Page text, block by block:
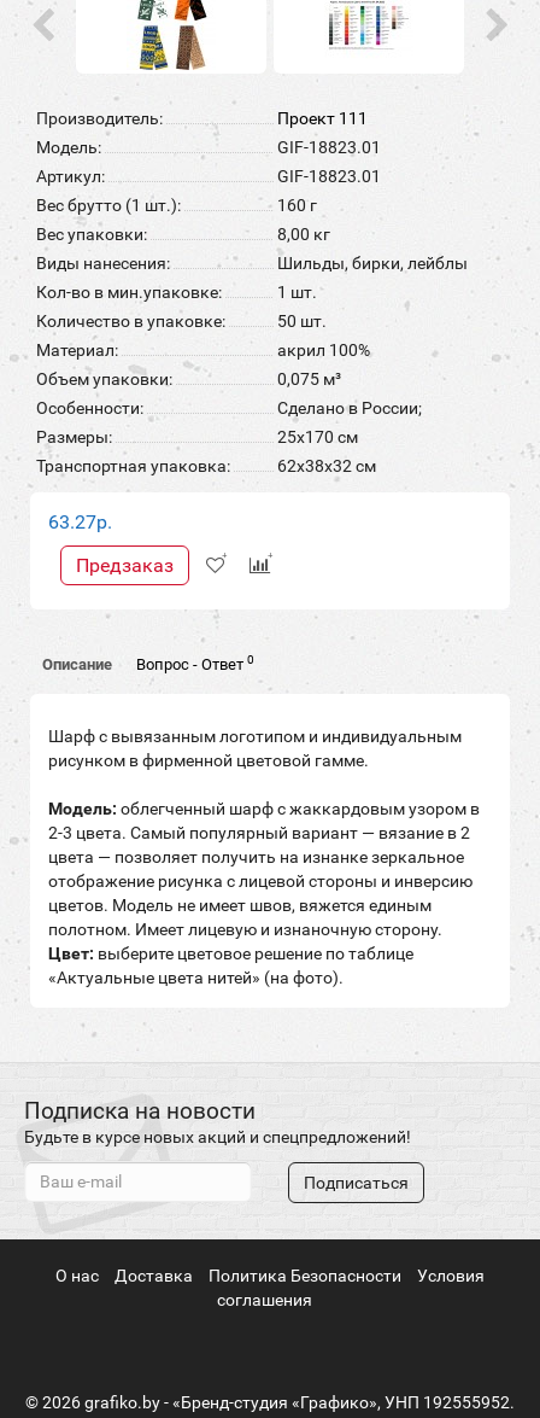
Производитель:
Проект 111
Модель:
GIF-18823.01
Артикул:
GIF-18823.01
Вес брутто (1 шт.):
160 г
Вес упаковки:
8,00 кг
Виды нанесения:
Шильды, бирки, лейблы
Кол-во в мин.упаковке:
1 шт.
Количество в упаковке:
50 шт.
Материал:
акрил 100%
Объем упаковки:
0,075 м³
Особенности:
Сделано в России;
Размеры:
25х170 см
Транспортная упаковка:
62x38x32 см
63.27р.
Предзаказ
Описание Вопрос - Ответ 0
Шарф с вывязанным логотипом и индивидуальным
рисунком в фирменной цветовой гамме.
Модель: облегченный шарф с жаккардовым узором в
2-3 цвета. Самый популярный вариант — вязание в 2
цвета — позволяет получить на изнанке зеркальное
отображение рисунка с лицевой стороны и инверсию
цветов. Модель не имеет швов, вяжется единым
полотном. Имеет лицевую и изнаночную сторону.
Цвет: выберите цветовое решение по таблице
«Актуальные цвета нитей» (на фото).
Подписка на новости
Будьте в курсе новых акций и спецпредложений!
Подписаться
О нас Доставка Политика Безопасности
Условия
соглашения
© 2026 grafiko.by - «Бренд-студия «Графико», УНП 192555952.